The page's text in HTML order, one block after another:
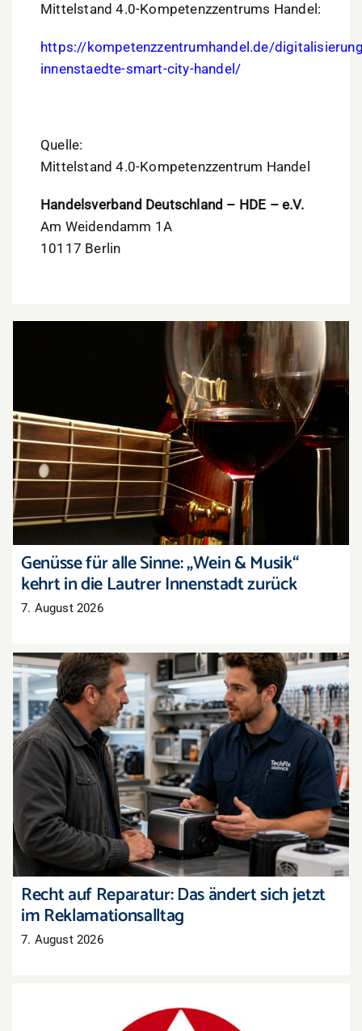
Mittelstand 4.0-Kompetenzzentrums Handel:
https://kompetenzzentrumhandel.de/
innenstaedte-smart-city-handel/
Quelle:
Mittelstand 4.0-Kompetenzzentrum Handel
Handelsverband Deutschland – HDE – e.V.
Am Weidendamm 1A
10117 Berlin
Genüsse für alle Sinne: „Wein & Musik“ kehrt in
die Lautrer Innenstadt zurück
Genüsse für alle Sinne: „Wein & Musik“
kehrt in die Lautrer Innenstadt zurück
7. August 2026
Recht auf Reparatur: Das ändert sich jetzt im
Reklamationsalltag
Recht auf Reparatur: Das ändert sich jetzt
im Reklamationsalltag
7. August 2026